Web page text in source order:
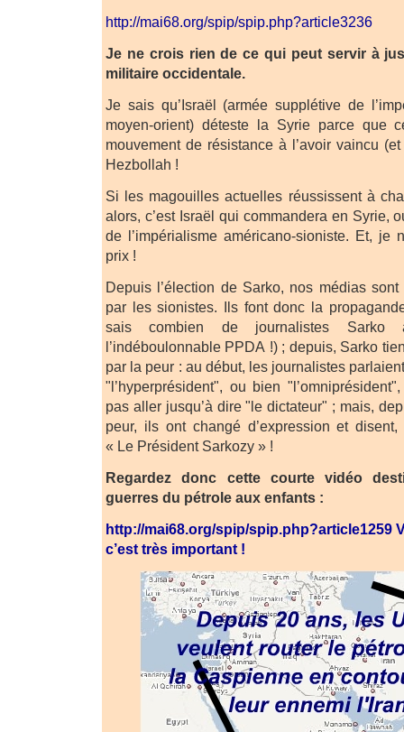
http://mai68.org/spip/spip.php?article3236
Je ne crois rien de ce qui peut servir à
militaire occidentale.
Je sais qu’Israël (armée supplétive de
moyen-orient) déteste la Syrie parce que
mouvement de résistance à l’avoir vaincu
Hezbollah !
Si les magouilles actuelles réussissent à
alors, c’est Israël qui commandera en Syrie,
de l’impérialisme américano-sioniste. Et, je
prix !
Depuis l’élection de Sarko, nos médias
par les sionistes. Ils font donc la
sais combien de journalistes
l’indéboulonnable PPDA !) ; depuis, Sarko
par la peur : au début, les journalistes
"l’hyperprésident", ou bien
pas aller jusqu’à dire "le dictateur" ; mais,
peur, ils ont changé d’expression et disent,
« Le Président Sarkozy » !
Regardez donc cette courte vidéo
guerres du pétrole aux enfants :
http://mai68.org/spip/spip.php?article1259
c’est très important !